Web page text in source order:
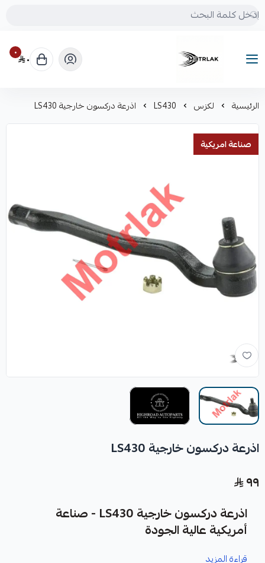
Motrlak
٠ ٠
الرئيسية لكزس LS430 اذرعة دركسون خارجية LS430
صناعة امريكية
اذرعة دركسون خارجية LS430
٩٩
اذرعة دركسون خارجية LS430 - صناعة
أمريكية عالية الجودة
قراءة المزيد